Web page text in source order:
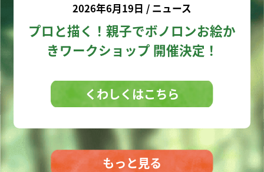
2026年6月19日 / ニュース
プロと描く！親子でボノロンお絵か
きワークショップ 開催決定！
くわしくはこちら
もっと見る